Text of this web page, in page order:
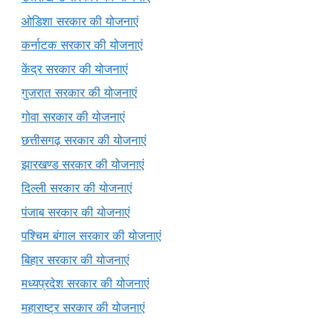
ओडिशा सरकार की योजनाएं
कर्नाटक सरकार की योजनाएं
केंद्र सरकार की योजनाएं
गुजरात सरकार की योजनाएं
गोवा सरकार की योजनाएं
छत्तीसगढ़ सरकार की योजनाएं
झारखण्ड सरकार की योजनाएं
दिल्ली सरकार की योजनाएं
पंजाब सरकार की योजनाएं
पश्चिम बंगाल सरकार की योजनाएं
बिहार सरकार की योजनाएं
मध्यप्रदेश सरकार की योजनाएं
महाराष्ट्र सरकार की योजनाएं